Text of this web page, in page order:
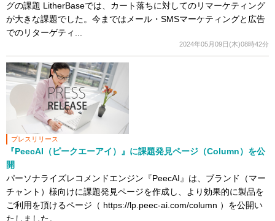
グの課題 LitherBaseでは、カート落ちに対してのリマーケティング
が大きな課題でした。今まではメール・SMSマーケティングと広告
でのリターゲティ...
2024年05月09日(木)08時42分
プレスリリース
『PeecAI（ピークエーアイ）』に課題発見ページ（Column）を公
開
パーソナライズレコメンドエンジン『PeecAI』は、ブランド（マー
チャント）様向けに課題発見ページを作成し、より効果的に製品を
ご利用を頂けるページ（ https://lp.peec-ai.com/column ）を公開い
たしました。 ...